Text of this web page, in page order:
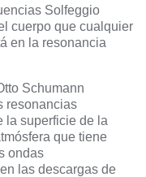
Solfeggio
cuerpo que cualquier
en la resonancia
Schumann
resonancias
la superficie de la
que tiene
ondas
las descargas de